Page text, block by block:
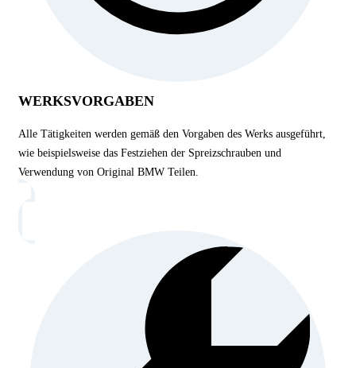
WERKSVORGABEN
Alle Tätigkeiten werden gemäß den Vorgaben des Werks ausgeführt,
wie beispielsweise das Festziehen der Spreizschrauben und
Verwendung von Original BMW Teilen.